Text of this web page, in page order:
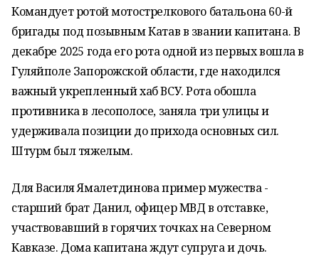
Командует ротой мотострелкового батальона 60-й
бригады под позывным Катав в звании капитана. В
декабре 2025 года его рота одной из первых вошла в
Гуляйполе Запорожской области, где находился
важный укрепленный хаб ВСУ. Рота обошла
противника в лесополосе, заняла три улицы и
удерживала позиции до прихода основных сил.
Штурм был тяжелым.
Для Василя Ямалетдинова пример мужества -
старший брат Данил, офицер МВД в отставке,
участвовавший в горячих точках на Северном
Кавказе. Дома капитана ждут супруга и дочь.